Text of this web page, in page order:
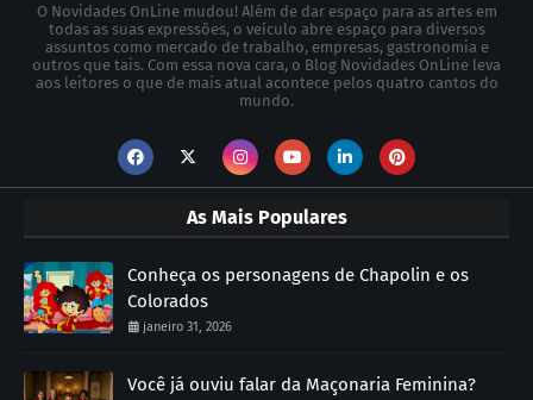
O Novidades OnLine mudou! Além de dar espaço para as artes em
todas as suas expressões, o veículo abre espaço para diversos
assuntos como mercado de trabalho, empresas, gastronomia e
outros que tais. Com essa nova cara, o Blog Novidades OnLine leva
aos leitores o que de mais atual acontece pelos quatro cantos do
mundo.
As Mais Populares
Conheça os personagens de Chapolin e os
Colorados
janeiro 31, 2026
Você já ouviu falar da Maçonaria Feminina?